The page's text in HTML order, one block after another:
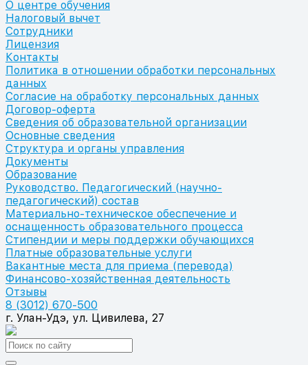
О центре обучения
Налоговый вычет
Сотрудники
Лицензия
Контакты
Политика в отношении обработки персональных
данных
Согласие на обработку персональных данных
Договор-оферта
Сведения об образовательной организации
Основные сведения
Структура и органы управления
Документы
Образование
Руководство. Педагогический (научно-
педагогический) состав
Материально-техническое обеспечение и
оснащенность образовательного процесса
Стипендии и меры поддержки обучающихся
Платные образовательные услуги
Вакантные места для приема (перевода)
Финансово-хозяйственная деятельность
Отзывы
8 (3012) 670-500
г. Улан-Удэ, ул. Цивилева, 27